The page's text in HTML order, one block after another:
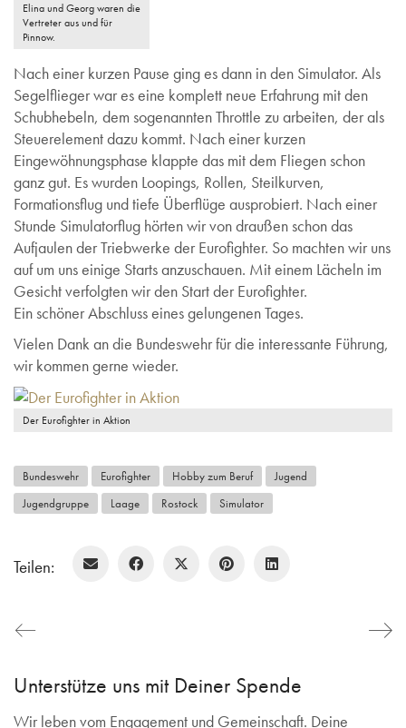
Elina und Georg waren die
Vertreter aus und für
Pinnow.
Nach einer kurzen Pause ging es dann in den Simulator. Als
Segelflieger war es eine komplett neue Erfahrung mit den
Schubhebeln, dem sogenannten Throttle zu arbeiten, der als
Steuerelement dazu kommt. Nach einer kurzen
Eingewöhnungsphase klappte das mit dem Fliegen schon
ganz gut. Es wurden Loopings, Rollen, Steilkurven,
Formationsflug und tiefe Überflüge ausprobiert. Nach einer
Stunde Simulatorflug hörten wir von draußen schon das
Aufjaulen der Triebwerke der Eurofighter. So machten wir uns
auf um uns einige Starts anzuschauen. Mit einem Lächeln im
Gesicht verfolgten wir den Start der Eurofighter.
Ein schöner Abschluss eines gelungenen Tages.
Vielen Dank an die Bundeswehr für die interessante Führung,
wir kommen gerne wieder.
Der Eurofighter in Aktion
Bundeswehr Eurofighter Hobby zum Beruf
Jugend
Jugendgruppe
Laage Rostock Simulator
Teilen:
Unterstütze uns mit Deiner Spende
Wir leben vom Engagement und Gemeinschaft. Deine